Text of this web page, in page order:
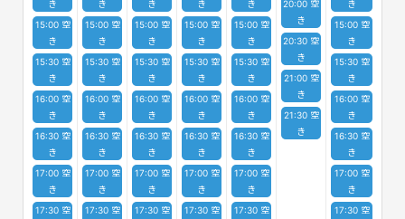
き
15:00 空
き
15:30 空
き
16:00 空
き
16:30 空
き
17:00 空
き
17:30 空
き
15:00 空
き
15:30 空
き
16:00 空
き
16:30 空
き
17:00 空
き
17:30 空
き
15:00 空
き
15:30 空
き
16:00 空
き
16:30 空
き
17:00 空
き
17:30 空
き
15:00 空
き
15:30 空
き
16:00 空
き
16:30 空
き
17:00 空
き
17:30 空
き
15:00 空
き
15:30 空
き
16:00 空
き
16:30 空
き
17:00 空
き
17:30 空
20:00 空
き
20:30 空
き
21:00 空
き
21:30 空
き
き
15:00 空
き
15:30 空
き
16:00 空
き
16:30 空
き
17:00 空
き
17:30 空